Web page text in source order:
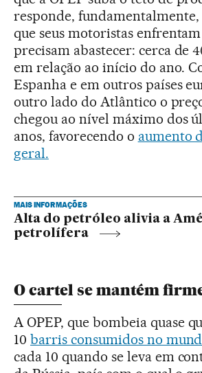
responde, fundamentalmente,
que seus motoristas
precisam abastecer: cerca de
em relação ao início do ano.
Espanha e em outros países
outro lado do Atlântico o
chegou ao nível máximo dos
anos, favorecendo o aumento
geral.
MAIS INFORMAÇÕES
Alta do petróleo alivia a
petrolífera
O cartel se mantém
A OPEP, que bombeia quase
10 barris consumidos no
cada 10 quando se leva em